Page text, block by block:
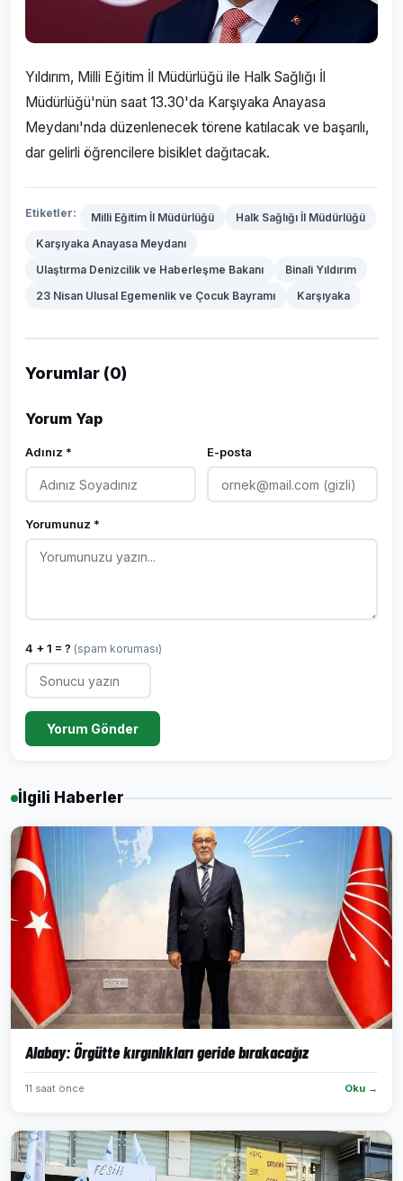
Yıldırım, Milli Eğitim İl Müdürlüğü ile Halk Sağlığı İl
Müdürlüğü'nün saat 13.30'da Karşıyaka Anayasa
Meydanı'nda düzenlenecek törene katılacak ve başarılı,
dar gelirli öğrencilere bisiklet dağıtacak.
Etiketler: Milli Eğitim İl Müdürlüğü
Halk Sağlığı İl Müdürlüğü
Karşıyaka Anayasa Meydanı
Ulaştırma Denizcilik ve Haberleşme Bakanı
Binali Yıldırım
23 Nisan Ulusal Egemenlik ve Çocuk Bayramı
Karşıyaka
Yorumlar (0)
Yorum Yap
Adınız * E-posta
Yorumunuz *
4 + 1 = ? (spam koruması)
Yorum Gönder
İlgili Haberler
Alabay: Örgütte kırgınlıkları geride bırakacağız
11 saat önce Oku →